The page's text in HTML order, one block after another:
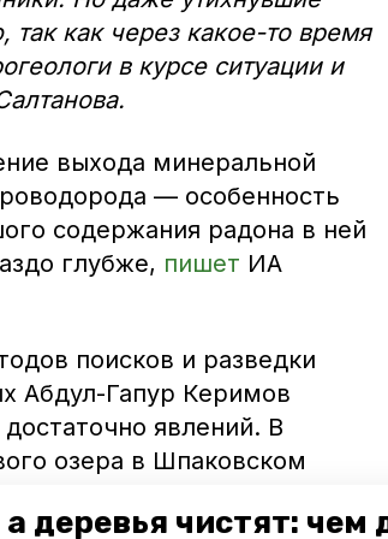
деревья чистят: чем
как через какое-то время
в курсе ситуации и
выхода минеральной
— особенность
содержания радона в ней
глубже, пишет ИА
поисков и разведки
Абдул-Гапур Керимов
явлений. В
озера в Шпаковском